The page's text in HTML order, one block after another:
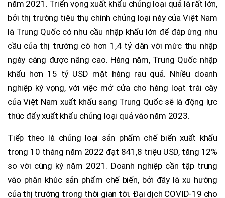
năm 2021. Triển vọng xuất khẩu chủng loại quả là rất lớn,
bởi thị trường tiêu thụ chính chủng loại này của Việt Nam
là Trung Quốc có nhu cầu nhập khẩu lớn để đáp ứng nhu
cầu của thị trường có hơn 1,4 tỷ dân với mức thu nhập
ngày càng được nâng cao. Hàng năm, Trung Quốc nhập
khẩu hơn 15 tỷ USD mặt hàng rau quả. Nhiều doanh
nghiệp kỳ vọng, với việc mở cửa cho hàng loạt trái cây
của Việt Nam xuất khẩu sang Trung Quốc sẽ là động lực
thúc đẩy xuất khẩu chủng loại quả vào năm 2023.
Tiếp theo là chủng loại sản phẩm chế biến xuất khẩu
trong 10 tháng năm 2022 đạt 841,8 triệu USD, tăng 12%
so với cùng kỳ năm 2021. Doanh nghiệp cần tập trung
vào phân khúc sản phẩm chế biến, bởi đây là xu hướng
của thị trường trong thời gian tới. Đại dịch COVID-19 cho